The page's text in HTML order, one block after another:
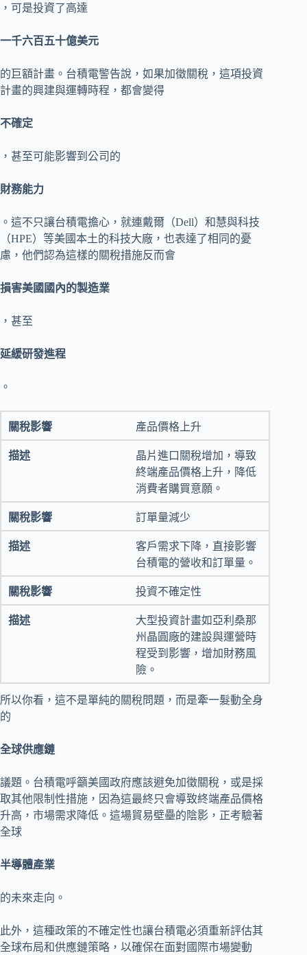
，可是投資了高達
一千六百五十億美元
的巨額計畫。台積電警告說，如果加徵關稅，這項投資
計畫的興建與運轉時程，都會變得
不確定
，甚至可能影響到公司的
財務能力
。這不只讓台積電擔心，就連戴爾（Dell）和慧與科技
（HPE）等美國本土的科技大廠，也表達了相同的憂
慮，他們認為這樣的關稅措施反而會
損害美國國內的製造業
，甚至
延緩研發進程
。
產品價格上升
晶片進口關稅增加，導致
終端產品價格上升，降低
消費者購買意願。
訂單量減少
客戶需求下降，直接影響
台積電的營收和訂單量。
投資不確定性
大型投資計畫如亞利桑那
州晶圓廠的建設與運營時
程受到影響，增加財務風
險。
所以你看，這不是單純的關稅問題，而是牽一髮動全身
的
全球供應鏈
議題。台積電呼籲美國政府應該避免加徵關稅，或是採
取其他限制性措施，因為這最終只會導致終端產品價格
升高，市場需求降低。這場貿易壁壘的陰影，正考驗著
全球
半導體產業
的未來走向。
此外，這種政策的不確定性也讓台積電必須重新評估其
全球布局和供應鏈策略，以確保在面對國際市場變動